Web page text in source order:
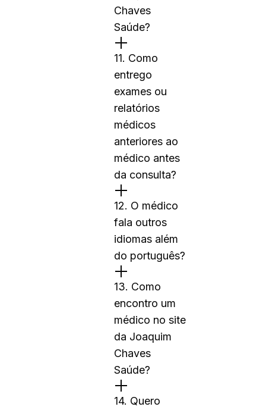
Chaves
Saúde?
11. Como
entrego
exames ou
relatórios
médicos
anteriores ao
médico antes
da consulta?
12. O médico
fala outros
idiomas além
do português?
13. Como
encontro um
médico no site
da Joaquim
Chaves
Saúde?
14. Quero